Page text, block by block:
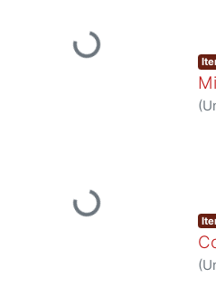
Loading...
Loading...
(
(